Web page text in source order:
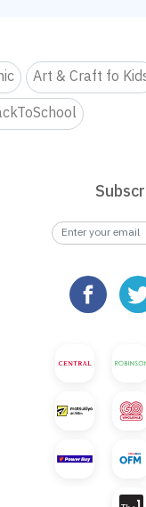
Art & Craft fo